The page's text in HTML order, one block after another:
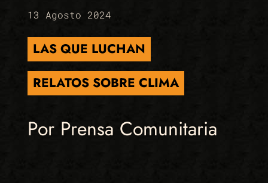
13 Agosto 2024
LAS QUE LUCHAN
RELATOS SOBRE CLIMA
Por Prensa Comunitaria